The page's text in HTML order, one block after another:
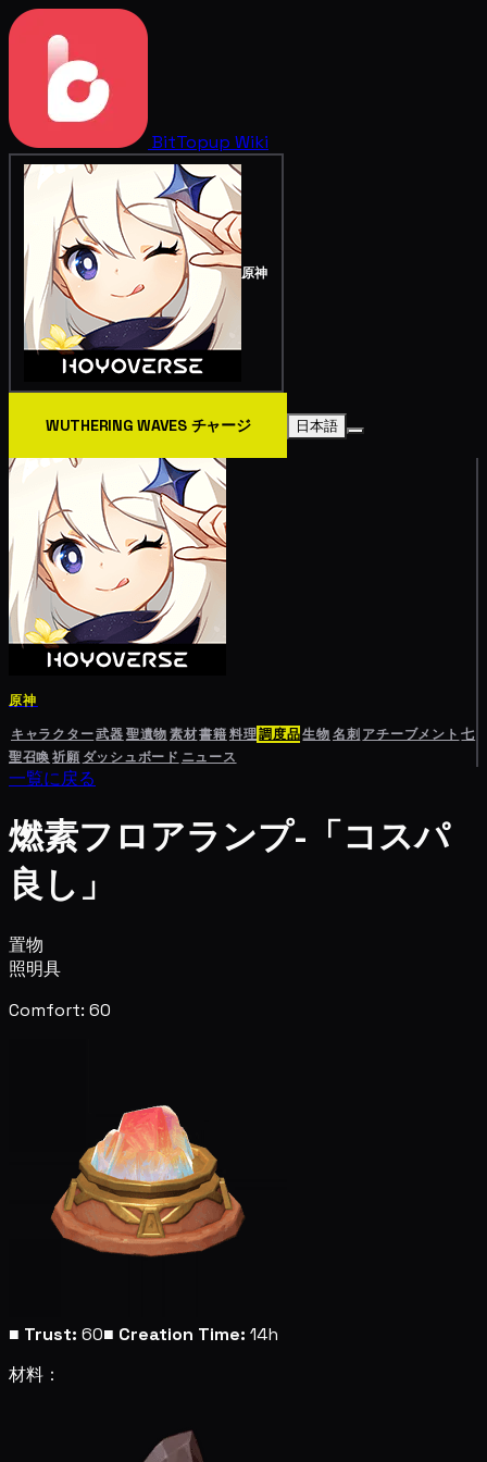
BitTopup Wiki
原神
WUTHERING WAVES チャージ 日本語
原神
キャラクター武器聖遺物素材書籍料理調度品生物名刺 アチーブメント 七
聖召喚祈願 ダッシュボード ニュース
一覧に戻る
燃素フロアランプ-「コスパ
良し」
置物
照明具
Comfort: 60
■ Trust: 60■ Creation Time: 14h
材料：